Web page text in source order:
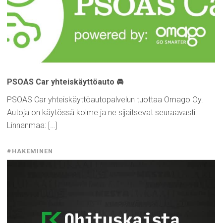
PSOAS Car yhteiskäyttöauto 🚘
PSOAS Car yhteiskäyttöautopalvelun tuottaa Omago Oy.
Autoja on käytössä kolme ja ne sijaitsevat seuraavasti:
Linnanmaa: […]
#HAKEMINEN